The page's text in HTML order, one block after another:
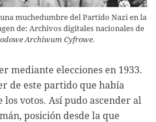
muchedumbre del Partido Nazi en la
de: Archivos digitales nacionales de
Archiwum Cyfrowe.
mediante elecciones en 1933.
de este partido que había
los votos. Así pudo ascender al
posición desde la que